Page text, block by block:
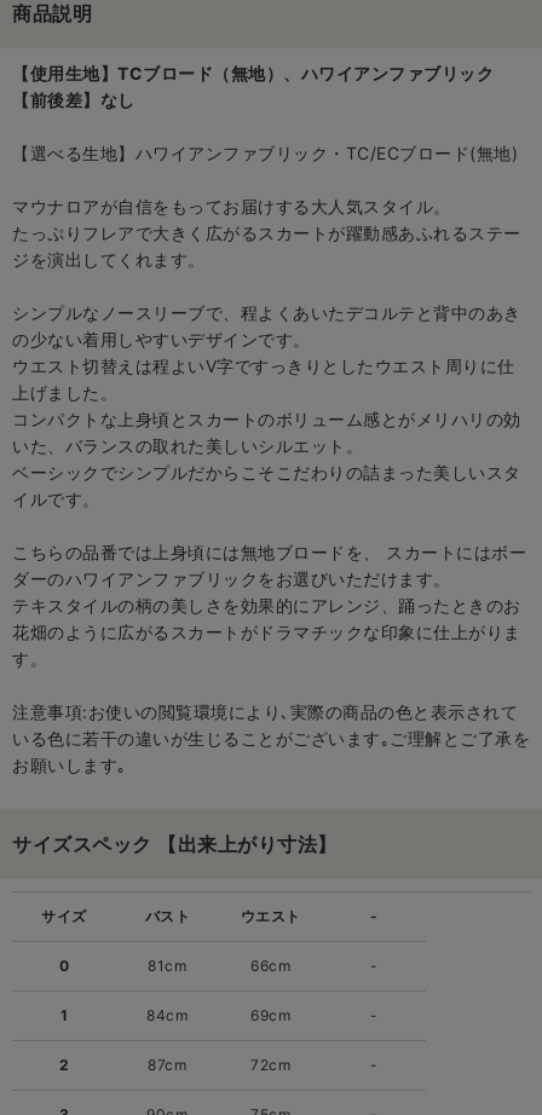
商品説明
【使用生地】TCブロード（無地）、ハワイアンファブリック
【前後差】なし
【選べる生地】ハワイアンファブリック・TC/ECブロード(無地)
マウナロアが自信をもってお届けする大人気スタイル。
たっぷりフレアで大きく広がるスカートが躍動感あふれるステー
ジを演出してくれます。
シンプルなノースリーブで、程よくあいたデコルテと背中のあき
の少ない着用しやすいデザインです。
ウエスト切替えは程よいV字ですっきりとしたウエスト周りに仕
上げました。
コンパクトな上身頃とスカートのボリューム感とがメリハリの効
いた、バランスの取れた美しいシルエット。
ベーシックでシンプルだからこそこだわりの詰まった美しいスタ
イルです。
こちらの品番では上身頃には無地ブロードを、 スカートにはボー
ダーのハワイアンファブリックをお選びいただけます。
テキスタイルの柄の美しさを効果的にアレンジ、踊ったときのお
花畑のように広がるスカートがドラマチックな印象に仕上がりま
す。
注意事項:お使いの閲覧環境により､実際の商品の色と表示されて
いる色に若干の違いが生じることがございます｡ご理解とご了承を
お願いします｡
サイズスペック 【出来上がり寸法】
サイズ
0
1
2
バスト
81cm
84cm
87cm
ウエスト
66cm
69cm
72cm
-
-
-
-